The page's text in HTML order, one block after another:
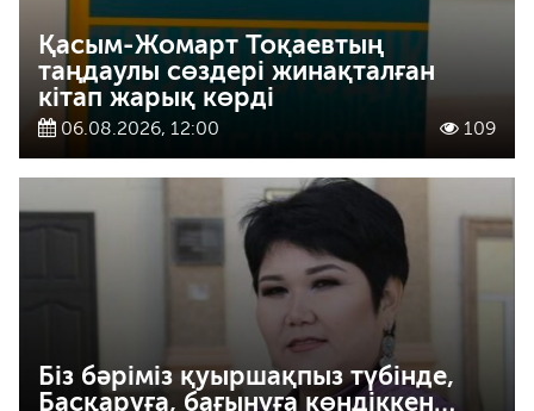
Қасым-Жомарт Тоқаевтың
таңдаулы сөздері жинақталған
кітап жарық көрді
06.08.2026, 12:00 109
Біз бәріміз қуыршақпыз түбінде,
Басқаруға, бағынуға көндіккен…